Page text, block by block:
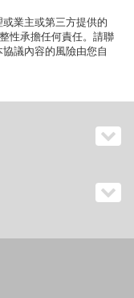
業主或第三方提供的
性承擔任何責任。請聯
議內容的風險由您自